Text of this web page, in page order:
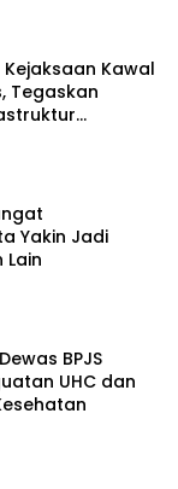
Kejaksaan Kawal
Tegaskan
Yakin Jadi
BPJS
UHC dan